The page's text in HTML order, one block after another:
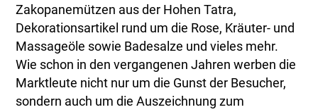
Zakopanemützen aus der Hohen Tatra,
Dekorationsartikel rund um die Rose, Kräuter- und
Massageöle sowie Badesalze und vieles mehr.
Wie schon in den vergangenen Jahren werben die
Marktleute nicht nur um die Gunst der Besucher,
sondern auch um die Auszeichnung zum